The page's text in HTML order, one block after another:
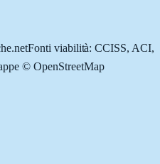
Fonti viabilità: CCISS, ACI,
© OpenStreetMap